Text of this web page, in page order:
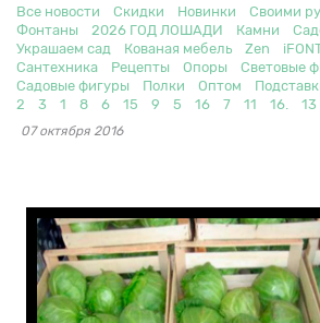
Все новости Скидки Новинки Своими
Фонтаны
2026 ГОД ЛОШАДИ Камни
Украшаем сад
Кованая мебель Zen
Сантехника
Рецепты Опоры Световые
Садовые фигуры
Полки Оптом
2
3 1 8 6 15 9 5 16 7 11 16. 13
07 октября 2016